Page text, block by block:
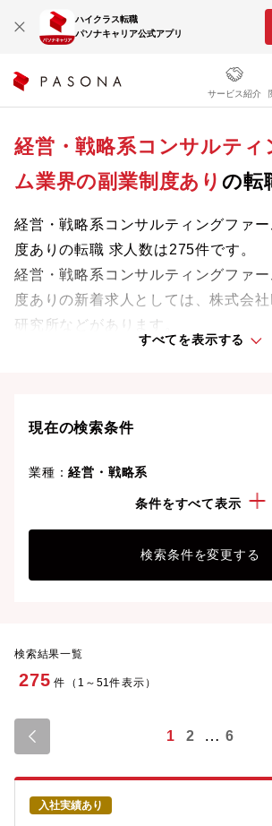
ハイクラス転職
パソナキャリア公式アプリ
サービス紹介
経営・戦略系コンサルティ
ム業界の副業制度あり の転
経営・戦略系コンサルティングファー
度ありの転職 求人数は275件です。
経営・戦略系コンサルティングファ
度ありの新着求人としては、株式会
研究所などがあります。
業界をリードする企業や革新的なプロ
すべてを表示する
現在の検索条件
業種：経営・戦略系
副業制度あり条件をすべて表示
検索条件を変更する
検索結果一覧
275 件（1～51件表示）
1 2 6
入社実績あり